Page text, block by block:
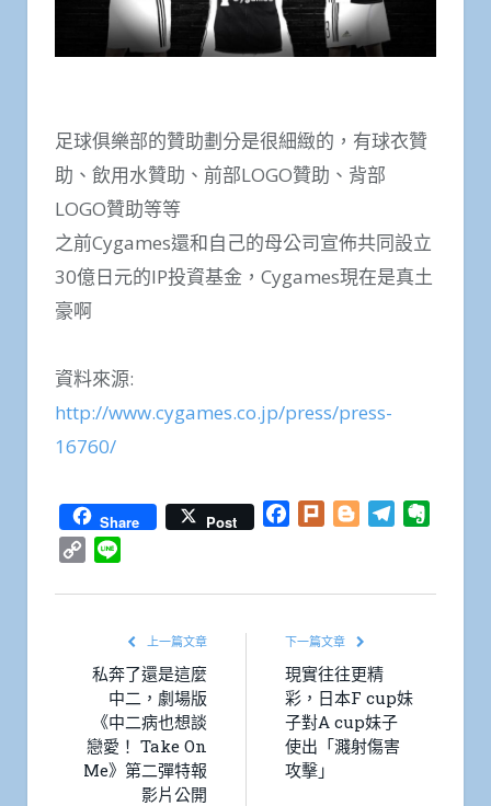
足球俱樂部的贊助劃分是很細緻的，有球衣贊
助、飲用水贊助、前部LOGO贊助、背部
LOGO贊助等等
之前Cygames還和自己的母公司宣佈共同設立
30億日元的IP投資基金，Cygames現在是真土
豪啊
資料來源:
http://www.cygames.co.jp/press/press-
16760/
Share Post Facebook
Plurk BloggerTelegram
Copy
上一篇文章
私奔了還是這麼
中二，劇場版
《中二病也想談
戀愛！ Take On
Me》第二彈特報
影片公開
下一篇文章
現實往往更精
彩，日本F cup妹
子對A cup妹子
使出「濺射傷害
攻擊」